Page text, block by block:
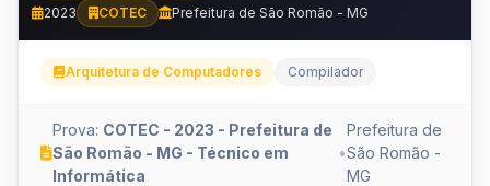
2023 COTEC Prefeitura de São Romão - MG
Arquitetura de Computadores Compilador
Prova: COTEC - 2023 - Prefeitura de
São Romão - MG - Técnico em
Informática
•
Prefeitura de
São Romão -
MG